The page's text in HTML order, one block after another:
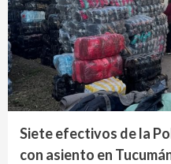
Siete efectivos de la
con asiento en